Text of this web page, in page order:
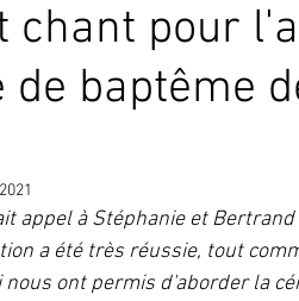
chant pour
de baptême
appel à Stéphanie et
a été très réussie, tout
nous ont permis d'aborder la